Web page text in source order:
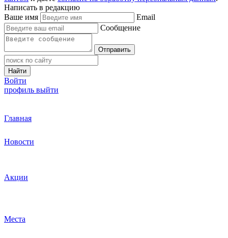
Написать в редакцию
Ваше имя
Email
Сообщение
Отправить
Найти
Войти
профиль выйти
Главная
Новости
Акции
Места